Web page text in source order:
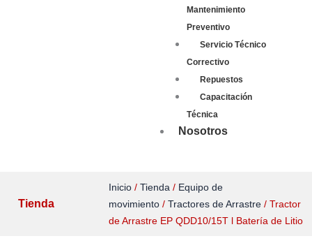
Mantenimiento
Preventivo
Servicio Técnico
Correctivo
Repuestos
Capacitación
Técnica
Nosotros
Tienda
Inicio/ Tienda / Equipo de
movimiento/ Tractores de Arrastre/ Tractor
de Arrastre EP QDD10/15T l Batería de Litio